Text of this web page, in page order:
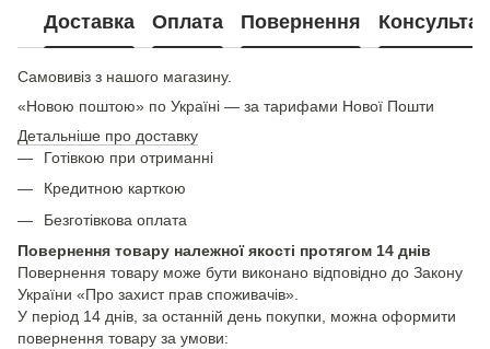
Доставка Оплата Повернення
Самовивіз з нашого магазину.
«Новою поштою» по Україні — за тарифами Нової Пошти
Детальніше про доставку
Готівкою при отриманні
Кредитною карткою
Безготівкова оплата
Повернення товару належної якості протягом 14 днів
Повернення товару може бути виконано відповідно до Закону
України «Про захист прав споживачів».
У період 14 днів, за останній день покупки, можна оформити
повернення товару за умови: